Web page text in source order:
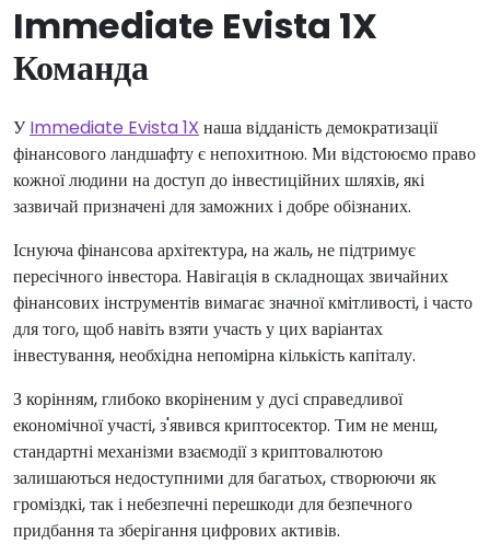
Immediate Evista 1X
Команда
УImmediate Evista 1X наша відданість демократизації
фінансового ландшафту є непохитною. Ми відстоюємо право
кожної людини на доступ до інвестиційних шляхів, які
зазвичай призначені для заможних і добре обізнаних.
Існуюча фінансова архітектура, на жаль, не підтримує
пересічного інвестора. Навігація в складнощах звичайних
фінансових інструментів вимагає значної кмітливості, і часто
для того, щоб навіть взяти участь у цих варіантах
інвестування, необхідна непомірна кількість капіталу.
З корінням, глибоко вкоріненим у дусі справедливої
економічної участі, з'явився криптосектор. Тим не менш,
стандартні механізми взаємодії з криптовалютою
залишаються недоступними для багатьох, створюючи як
громіздкі, так і небезпечні перешкоди для безпечного
придбання та зберігання цифрових активів.